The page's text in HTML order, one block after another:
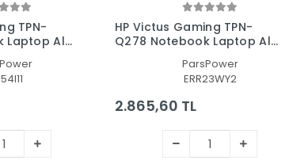
TPN-
Laptop Alt
HP Victus Gaming TPN-
Q278 Notebook Laptop Alt
ParsPower
ERR23WY2
2.865,60 TL